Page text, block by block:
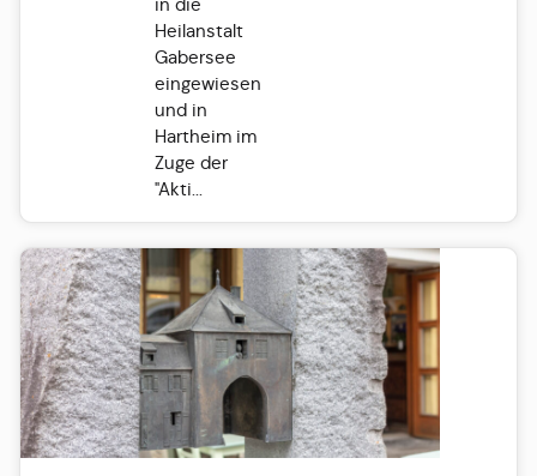
Heilanstalt
Gabersee
eingewiesen
und in
Hartheim im
Zuge der
"Akti...